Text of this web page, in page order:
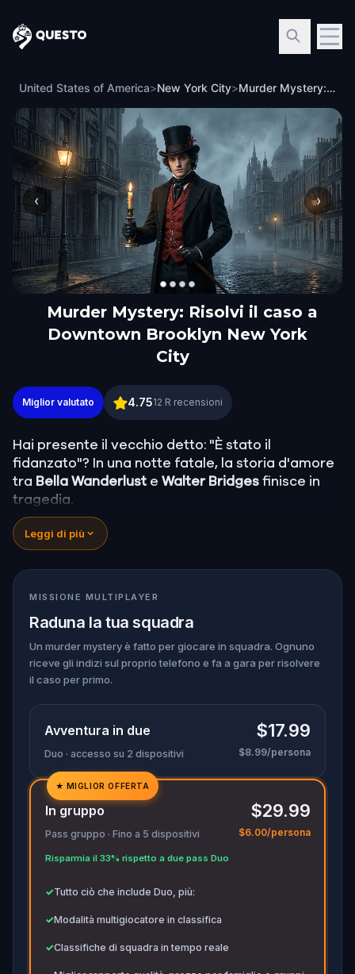
Questo
United States of America>New York City> Murder Mystery: Risolvi il caso a Downtown Brooklyn New York City
‹ ›
Murder Mystery: Risolvi il caso a
Downtown Brooklyn New York
City
Murder Mystery: Risolvi il caso a Downtown
Miglior valutato 4.7512 R recensioni
Hai presente il vecchio detto: "È stato il
fidanzato"? In una notte fatale, la storia d'amore
tra Bella Wanderlust e Walter Bridges finisce in
tragedia.
Bella, famosa travel blogger, è stata trovata
morta durante un tour a caccia di fantasmi
guidato dal teatrale Percy Shadows.
te scoprire la verità.
È stato Walter, l’ossessivo fidanzato? Percy, la
drammaticità? O forse qualcun altro si nasconde
nell'ombra?
🔎Raccogli indizi, interroga i sospettati e
smaschera il vero assassino prima che colpisca
Leggi di più
MISSIONE MULTIPLAYER
Raduna la tua squadra
Un murder mystery è fatto per giocare in squadra. Ognuno
riceve gli indizi sul proprio telefono e fa a gara per risolvere
il caso per primo.
Avventura in due
Duo · accesso su 2 dispositivi
$17.99
$8.99/persona
✓
✓
★ MIGLIOR OFFERTA
In gruppo
Pass gruppo · Fino a 5 dispositivi
Risparmia il 33% rispetto a due pass Duo
$29.99
$6.00/persona
✓Tutto ciò che include Duo, più:
✓Modalità multigiocatore in classifica
✓Classifiche di squadra in tempo reale